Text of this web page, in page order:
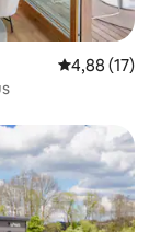
Note
4,88 (17)